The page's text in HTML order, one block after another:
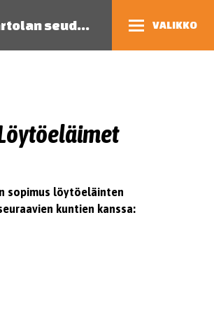
Hartolan seudun eläinsuojeluyhdistys VALIKKO
sopimus löytöeläinten
kuntien kanssa: